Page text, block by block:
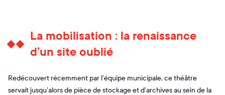
La mobilisation : la renaissance
d’un site oublié
Redécouvert récemment par l’équipe municipale, ce théâtre
servait jusqu’alors de pièce de stockage et d’archives au sein de la